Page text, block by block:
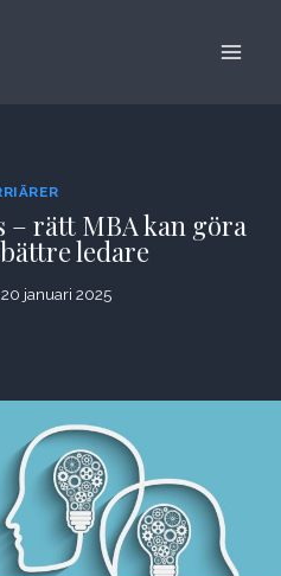
rätt MBA kan göra
ledare
20 januari 2025